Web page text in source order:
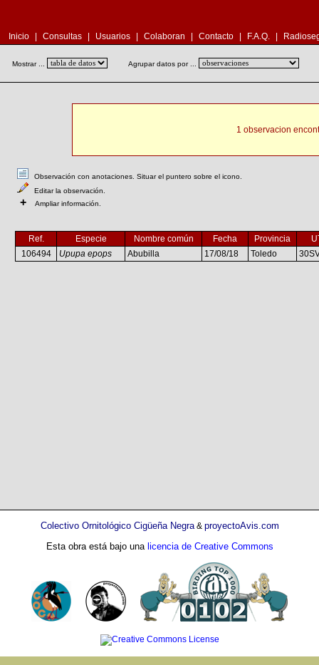
Inicio Consultas Usuarios Colaboran Contacto F.A.Q.
Mostrar ... Agrupar datos por ...
1 observacion
Observación con anotaciones. Situar el puntero sobre el icono.
Editar la observación.
+ Ampliar información.
Ref. Especie Nombre común Fecha Provincia
106494
Upupa epops Abubilla 17/08/18 Toledo
Colectivo Ornitológico Cigüeña Negra& proyectoAvis.com
Esta obra está bajo una licencia de Creative Commons